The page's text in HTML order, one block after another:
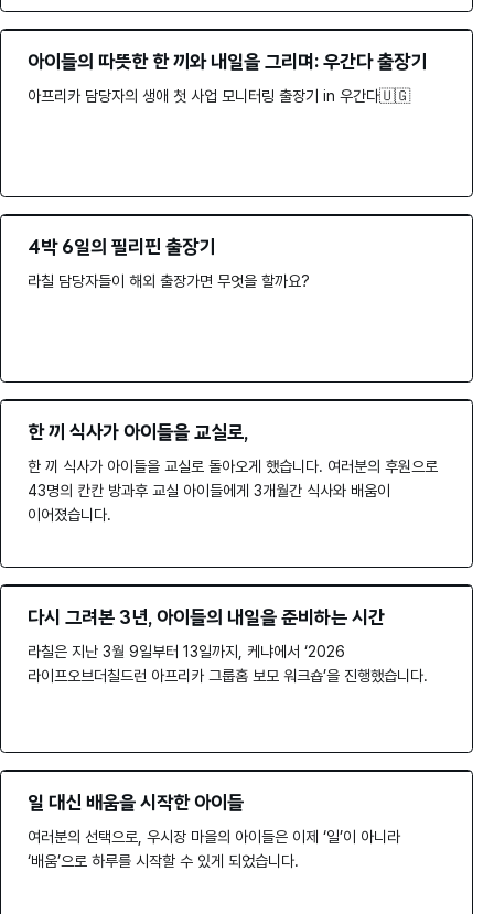
아이들의 따뜻한 한 끼와 내일을 그리며: 우간다 출장기
아프리카 담당자의 생애 첫 사업 모니터링 출장기 in 우간다🇺🇬
4박 6일의 필리핀 출장기
라칠 담당자들이 해외 출장가면 무엇을 할까요?
한 끼 식사가 아이들을 교실로,
한 끼 식사가 아이들을 교실로 돌아오게 했습니다. 여러분의 후원으로
43명의 칸칸 방과후 교실 아이들에게 3개월간 식사와 배움이
이어졌습니다.
다시 그려본 3년, 아이들의 내일을 준비하는 시간
라칠은 지난 3월 9일부터 13일까지, 케냐에서 ‘2026
라이프오브더칠드런 아프리카 그룹홈 보모 워크숍’을 진행했습니다.
일 대신 배움을 시작한 아이들
여러분의 선택으로, 우시장 마을의 아이들은 이제 ‘일’이 아니라
‘배움’으로 하루를 시작할 수 있게 되었습니다.